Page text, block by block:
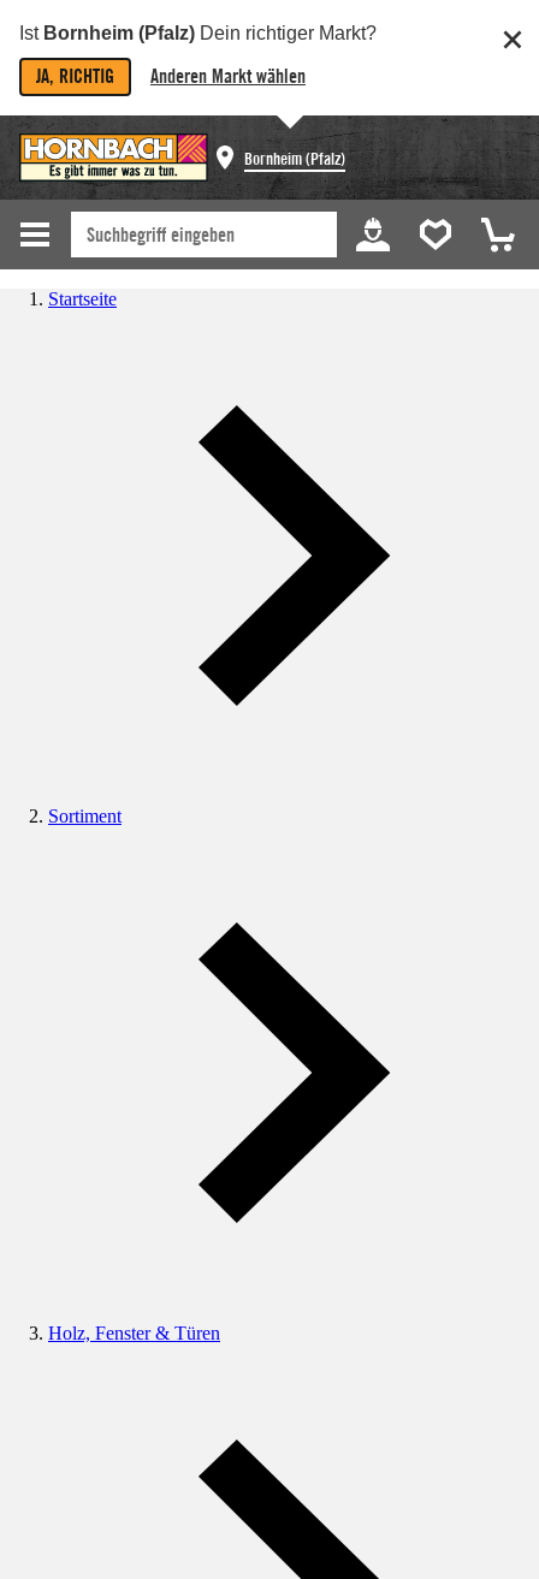
Ist Bornheim (Pfalz) Dein richtiger Markt?
JA, RICHTIG Anderen Markt wählen
Bornheim (Pfalz)
Startseite
Sortiment
Holz, Fenster & Türen